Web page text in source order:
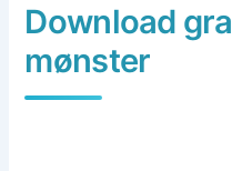
Download
mønster